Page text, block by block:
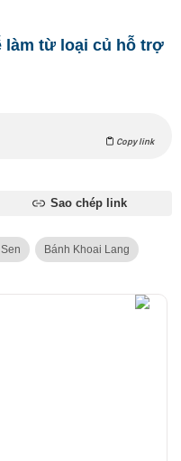
làm từ loại củ hỗ trợ
Copy link
Sao chép link
Bánh Khoai Lang